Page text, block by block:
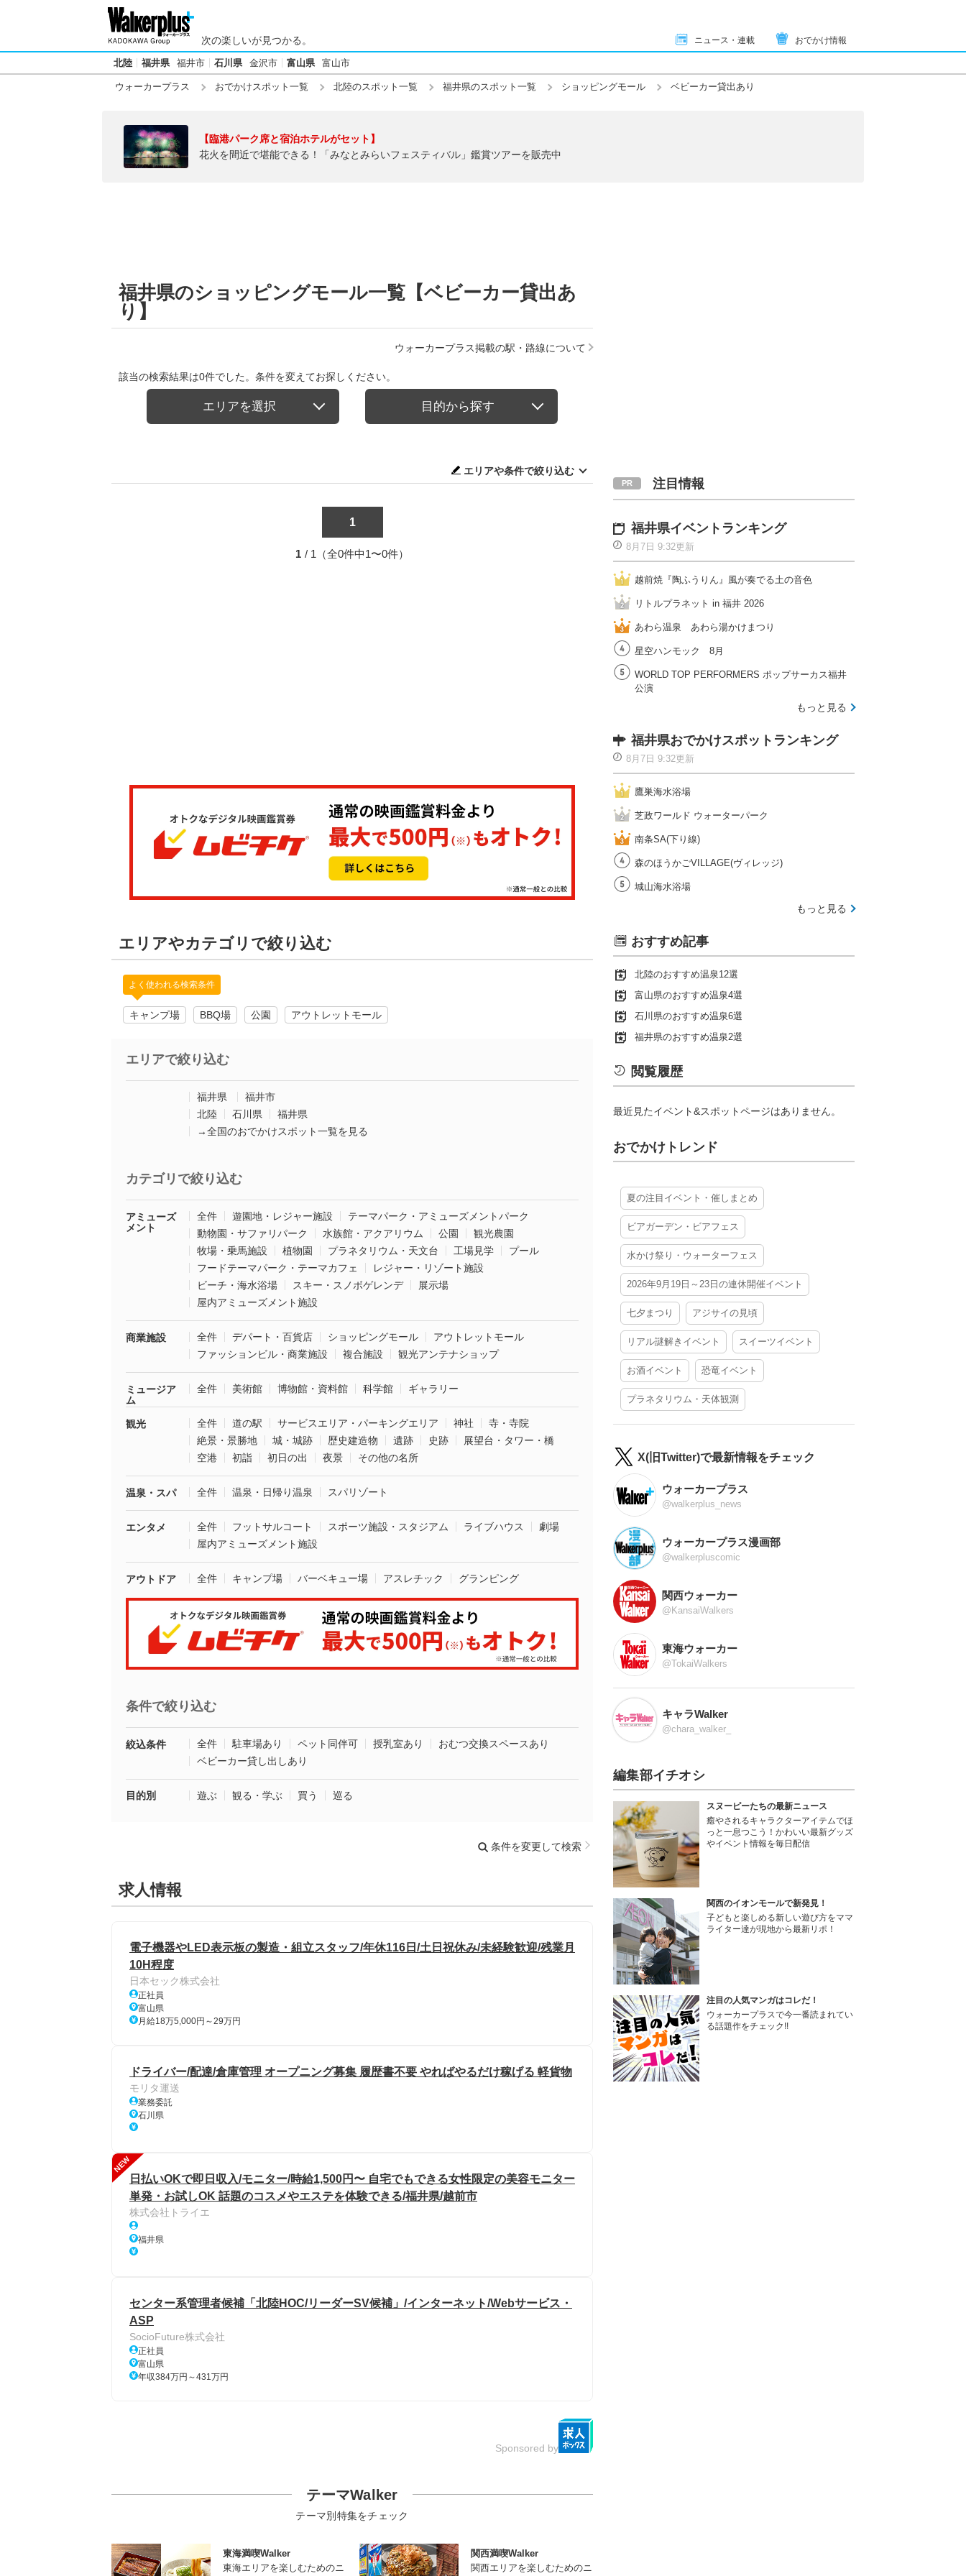
次の楽しいが見つかる。 ニュース・連載 おでかけ情報
北陸 福井県 福井市 石川県 金沢市 富山県 富山市
ウォーカープラス おでかけスポット一覧 北陸のスポット一覧 福井県のスポット一覧 ショッピングモール ベビーカー貸出あり
【臨港パーク席と宿泊ホテルがセット】
花火を間近で堪能できる！「みなとみらいフェスティバル」鑑賞ツアーを販売中
福井県のショッピングモール一覧【ベビーカー貸出あ
り】
ウォーカープラス掲載の駅・路線について
該当の検索結果は0件でした。条件を変えてお探しください。
エリアを選択 目的から探す
エリアや条件で絞り込む
1
1 / 1（全0件中1〜0件）
エリアやカテゴリで絞り込む
よく使われる検索条件
キャンプ場 BBQ場 公園 アウトレットモール
エリアで絞り込む
福井県
福井市
北陸
石川県
福井県
→全国のおでかけスポット一覧を見る
カテゴリで絞り込む
アミューズ
メント
全件 遊園地・レジャー施設
テーマパーク・アミューズメントパーク
動物園・サファリパーク
水族館・アクアリウム 公園
観光農園
牧場・乗馬施設
植物園 プラネタリウム・天文台 工場見学
プール
フードテーマパーク・テーマカフェ
レジャー・リゾート施設
ビーチ・海水浴場
スキー・スノボゲレンデ
展示場
屋内アミューズメント施設
商業施設 全件 デパート・百貨店 ショッピングモール
アウトレットモール
ファッションビル・商業施設
複合施設 観光アンテナショップ
ミュージア
ム
全件 美術館 博物館・資料館 科学館 ギャラリー
観光 全件 道の駅 サービスエリア・パーキングエリア 神社
寺・寺院
絶景・景勝地
城・城跡 歴史建造物 遺跡 史跡
展望台・タワー・橋
空港
初詣 初日の出 夜景 その他の名所
温泉・スパ 全件 温泉・日帰り温泉 スパリゾート
エンタメ 全件 フットサルコート スポーツ施設・スタジアム ライブハウス
劇場
屋内アミューズメント施設
アウトドア 全件 キャンプ場 バーベキュー場 アスレチック グランピング
条件で絞り込む
絞込条件 全件 駐車場あり ペット同伴可 授乳室あり
おむつ交換スペースあり
ベビーカー貸し出しあり
目的別 遊ぶ 観る・学ぶ 買う 巡る
条件を変更して検索
求人情報
電子機器やLED表示板の製造・組立スタッフ/年休116日/土日祝休み/未経験歓迎/残業月
10H程度
日本セック株式会社
正社員
富山県
月給18万5,000円～29万円
ドライバー/配達/倉庫管理 オープニング募集 履歴書不要 やればやるだけ稼げる 軽貨物
モリタ運送
業務委託
石川県
NEW
日払いOKで即日収入/モニター/時給1,500円〜 自宅でもできる女性限定の美容モニター
単発・お試しOK 話題のコスメやエステを体験できる/福井県/越前市
株式会社トライエ
福井県
センター系管理者候補「北陸HOC/リーダーSV候補」/インターネット/Webサービス・
ASP
SocioFuture株式会社
正社員
富山県
年収384万円～431万円
Sponsored by
テーマWalker
テーマ別特集をチェック
東海満喫Walker
東海エリアを楽しむためのニ
関西満喫Walker
関西エリアを楽しむためのニ
注目情報
福井県イベントランキング
8月7日 9:32更新
越前焼『陶ふうりん』風が奏でる土の音色
リトルプラネット in 福井 2026
あわら温泉 あわら湯かけまつり
星空ハンモック 8月
WORLD TOP PERFORMERS ポップサーカス福井
公演
もっと見る
福井県おでかけスポットランキング
8月7日 9:32更新
鷹巣海水浴場
芝政ワールド ウォーターパーク
南条SA(下り線)
森のほうかごVILLAGE(ヴィレッジ)
城山海水浴場
もっと見る
おすすめ記事
北陸のおすすめ温泉12選
富山県のおすすめ温泉4選
石川県のおすすめ温泉6選
福井県のおすすめ温泉2選
閲覧履歴
最近見たイベント&スポットページはありません。
おでかけトレンド
夏の注目イベント・催しまとめ
ビアガーデン・ビアフェス
水かけ祭り・ウォーターフェス
2026年9月19日～23日の連休開催イベント
七夕まつり アジサイの見頃
リアル謎解きイベント スイーツイベント
お酒イベント 恐竜イベント
プラネタリウム・天体観測
X(旧Twitter)で最新情報をチェック
ウォーカープラス
@walkerplus_news
ウォーカープラス漫画部
@walkerpluscomic
関西ウォーカー
@KansaiWalkers
東海ウォーカー
@TokaiWalkers
キャラWalker
@chara_walker_
編集部イチオシ
スヌーピーたちの最新ニュース
癒やされるキャラクターアイテムでほ
っと一息つこう！かわいい最新グッズ
やイベント情報を毎日配信
関西のイオンモールで新発見！
子どもと楽しめる新しい遊び方をママ
ライター達が現地から最新リポ！
注目の人気マンガはコレだ！
ウォーカープラスで今一番読まれてい
る話題作をチェック!!